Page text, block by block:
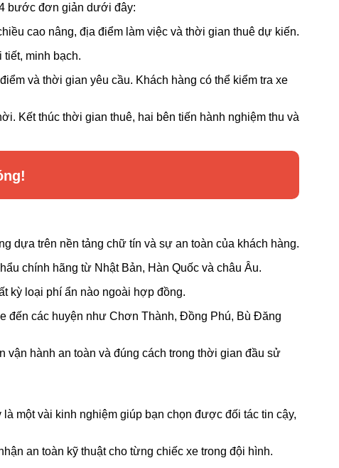
bước đơn giản dưới đây:
cao nâng, địa điểm làm việc và thời gian thuê dự kiến.
minh bạch.
và thời gian yêu cầu. Khách hàng có thể kiểm tra xe
Kết thúc thời gian thuê, hai bên tiến hành nghiệm thu và
dựa trên nền tảng chữ tín và sự an toàn của khách hàng.
chính hãng từ Nhật Bản, Hàn Quốc và châu Âu.
kỳ loại phí ẩn nào ngoài hợp đồng.
đến các huyện như Chơn Thành, Đồng Phú, Bù Đăng
vận hành an toàn và đúng cách trong thời gian đầu sử
một vài kinh nghiệm giúp bạn chọn được đối tác tin cậy,
an toàn kỹ thuật cho từng chiếc xe trong đội hình.